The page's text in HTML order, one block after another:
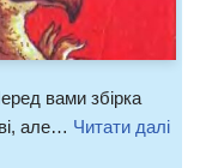
вами збірка
але… Читати далі